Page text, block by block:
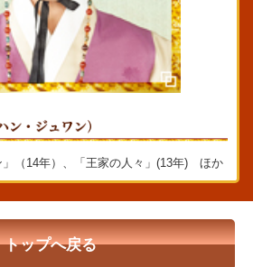
」（14年）、「王家の人々」(13年) ほか
トップへ戻る